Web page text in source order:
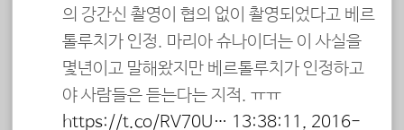
의 강간신 촬영이 협의 없이 촬영되었다고 베르
톨루치가 인정. 마리아 슈나이더는 이 사실을
몇년이고 말해왔지만 베르톨루치가 인정하고
야 사람들은 듣는다는 지적. ㅠㅠ
https://t.co/RV70U… 13:38:11, 2016-